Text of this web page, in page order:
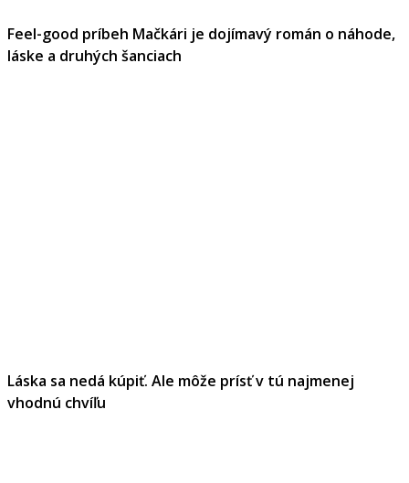
Feel-good príbeh Mačkári je dojímavý román o náhode,
láske a druhých šanciach
Láska sa nedá kúpiť. Ale môže prísť v tú najmenej
vhodnú chvíľu